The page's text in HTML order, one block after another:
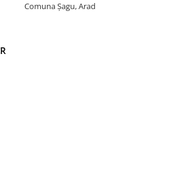
Comuna Șagu, Arad